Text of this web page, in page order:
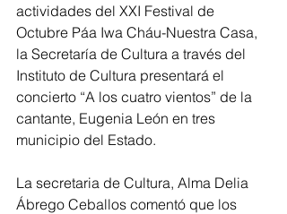
actividades del XXI Festival de
Octubre Páa Iwa Cháu-Nuestra Casa,
la Secretaría de Cultura a través del
Instituto de Cultura presentará el
concierto “A los cuatro vientos” de la
cantante, Eugenia León en tres
municipio del Estado.
La secretaria de Cultura, Alma Delia
Ábrego Ceballos comentó que los